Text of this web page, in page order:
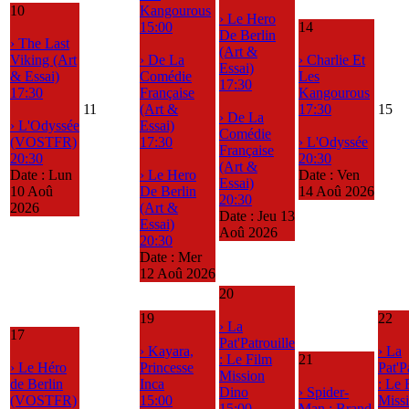
10
› The Last
Viking (Art
& Essai)
17:30
› L'Odyssée
(VOSTFR)
20:30
Date : Lun
10 Aoû
2026
11
Kangourous
15:00
› De La
Comédie
Française
(Art &
Essai)
17:30
› Le Hero
De Berlin
(Art &
Essai)
20:30
Date : Mer
12 Aoû 2026
› Le Hero
De Berlin
(Art &
Essai)
17:30
› De La
Comédie
Française
(Art &
Essai)
20:30
Date : Jeu 13
Aoû 2026
14
› Charlie Et
Les
Kangourous
17:30
› L'Odyssée
20:30
Date : Ven
14 Aoû 2026
15
17
› Le Héro
de Berlin
(VOSTFR)
19
› Kayara,
Princesse
Inca
15:00
20
› La
Pat'Patrouille
: Le Film
Mission
Dino
21
› Spider-
22
› La
: Le